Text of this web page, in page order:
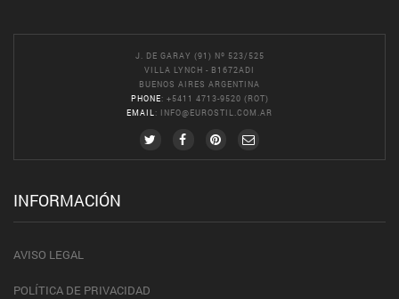
J. DE GARAY (91) Nº 523/525
VILLA LYNCH - B1672ADI
BUENOS AIRES ARGENTINA
PHONE: +5411 4713-9520 (ROT)
EMAIL : INFO@EUROSTIL.COM.AR
INFORMACIÓN
AVISO LEGAL
POLÍTICA DE PRIVACIDAD